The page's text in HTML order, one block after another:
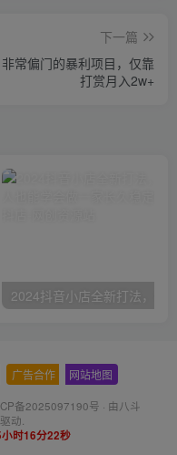
下一篇
非常偏门的暴利项目，仅靠
打赏月入2w+
广告合作 网站地图
备2025097190号 · 由八斗
动.
时16分22秒